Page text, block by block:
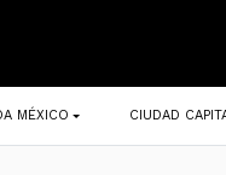
MÉXICO CIUDAD